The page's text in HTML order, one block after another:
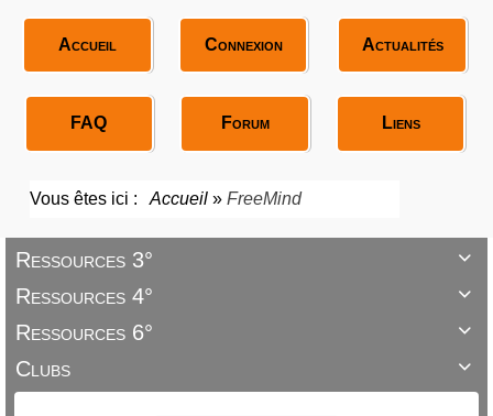
Accueil Connexion Actualités
FAQ Forum Liens
Vous êtes ici : Accueil » FreeMind

Ressources 3°

Ressources 4°

Ressources 6°

Clubs